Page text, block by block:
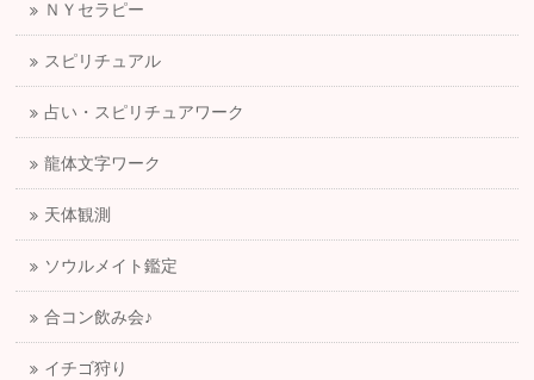
ＮＹセラピー
スピリチュアル
占い・スピリチュアワーク
龍体文字ワーク
天体観測
ソウルメイト鑑定
合コン飲み会♪
イチゴ狩り